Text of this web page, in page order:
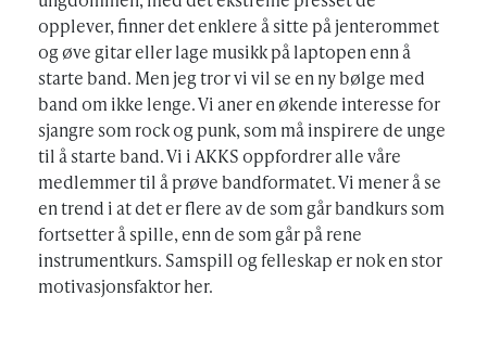
opplever, finner det enklere å sitte på jenterommet
og øve gitar eller lage musikk på laptopen enn å
starte band. Men jeg tror vi vil se en ny bølge med
band om ikke lenge. Vi aner en økende interesse for
sjangre som rock og punk, som må inspirere de unge
til å starte band. Vi i AKKS oppfordrer alle våre
medlemmer til å prøve bandformatet. Vi mener å se
en trend i at det er flere av de som går bandkurs som
fortsetter å spille, enn de som går på rene
instrumentkurs. Samspill og felleskap er nok en stor
motivasjonsfaktor her.